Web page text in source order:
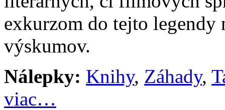
exkurzom do tejto legendy
výskumov.
Nálepky: Knihy, Záhady,
viac…